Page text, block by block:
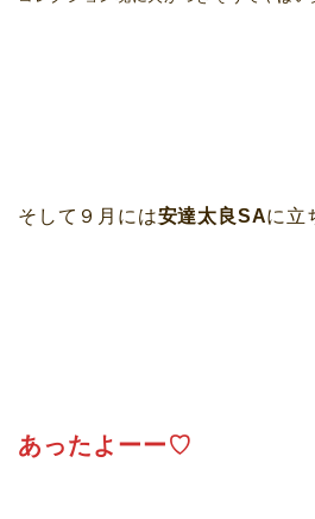
そして９月には安達太良SAに立
あったよーー♡